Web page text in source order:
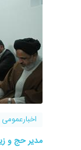
اخبارعمومی
مدیر حج و